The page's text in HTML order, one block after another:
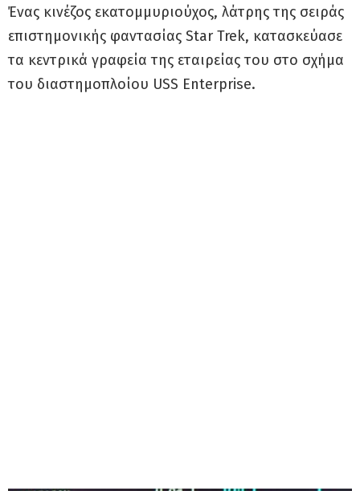
Ένας κινέζος εκατομμυριούχος, λάτρης της σειράς
επιστημονικής φαντασίας Star Trek, κατασκεύασε
τα κεντρικά γραφεία της εταιρείας του στο σχήμα
του διαστημοπλοίου USS Enterprise.